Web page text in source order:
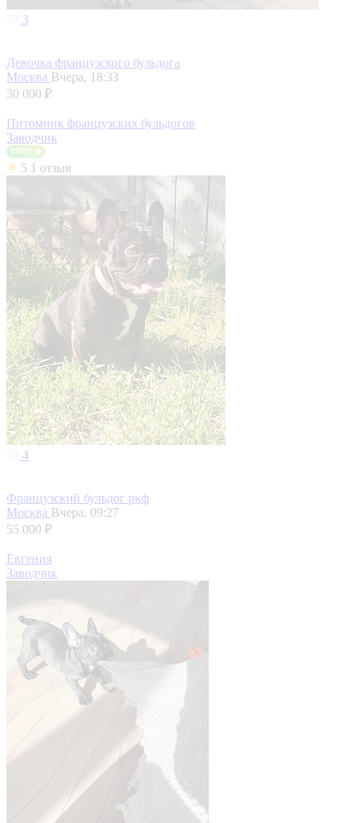
3
Девочка французского бульдога
Москва Вчера, 18:33
30 000 ₽
Питомник французских бульдогов
Заводчик
5 1 отзыв
4
Французский бульдог ркф
Москва Вчера, 09:27
55 000 ₽
Евгения
Заводчик